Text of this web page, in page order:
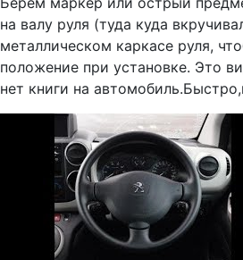
на валу руля (туда куда
металлическом каркасе руля,
положение при установке. Это
нет книги на